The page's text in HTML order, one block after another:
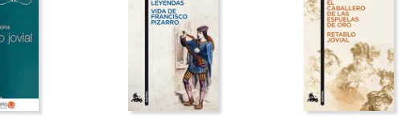
15%
dcto.
15%
dcto.